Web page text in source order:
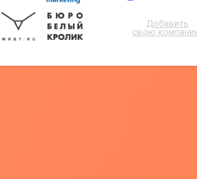
Добавить
свою